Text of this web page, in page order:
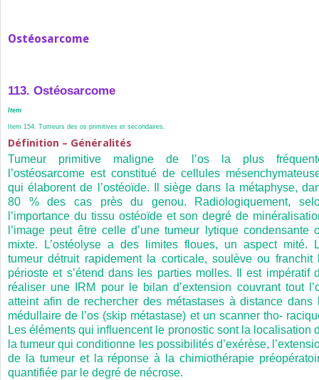
Ostéosarcome
113. Ostéosarcome
Item
Item 154. Tumeurs des os primitives et secondaires.
Définition – Généralités
Tumeur primitive maligne de l’os la plus
l’ostéosarcome est constitué de cellules
qui élaborent de l’ostéoïde. Il siège dans la métaphyse,
80 % des cas près du genou. Radiologiquement,
l’importance du tissu ostéoïde et son degré de
l’image peut être celle d’une tumeur lytique condensante
mixte. L’ostéolyse a des limites floues, un aspect mité.
tumeur détruit rapidement la corticale, soulève ou franchit
périoste et s’étend dans les parties molles. Il est impératif
réaliser une IRM pour le bilan d’extension couvrant tout
atteint afin de rechercher des métastases à distance dans
médullaire de l’os (skip métastase) et un scanner tho-
Les éléments qui influencent le pronostic sont la localisation
la tumeur qui conditionne les possibilités d’exérèse,
de la tumeur et la réponse à la chimiothérapie
quantifiée par le degré de nécrose.